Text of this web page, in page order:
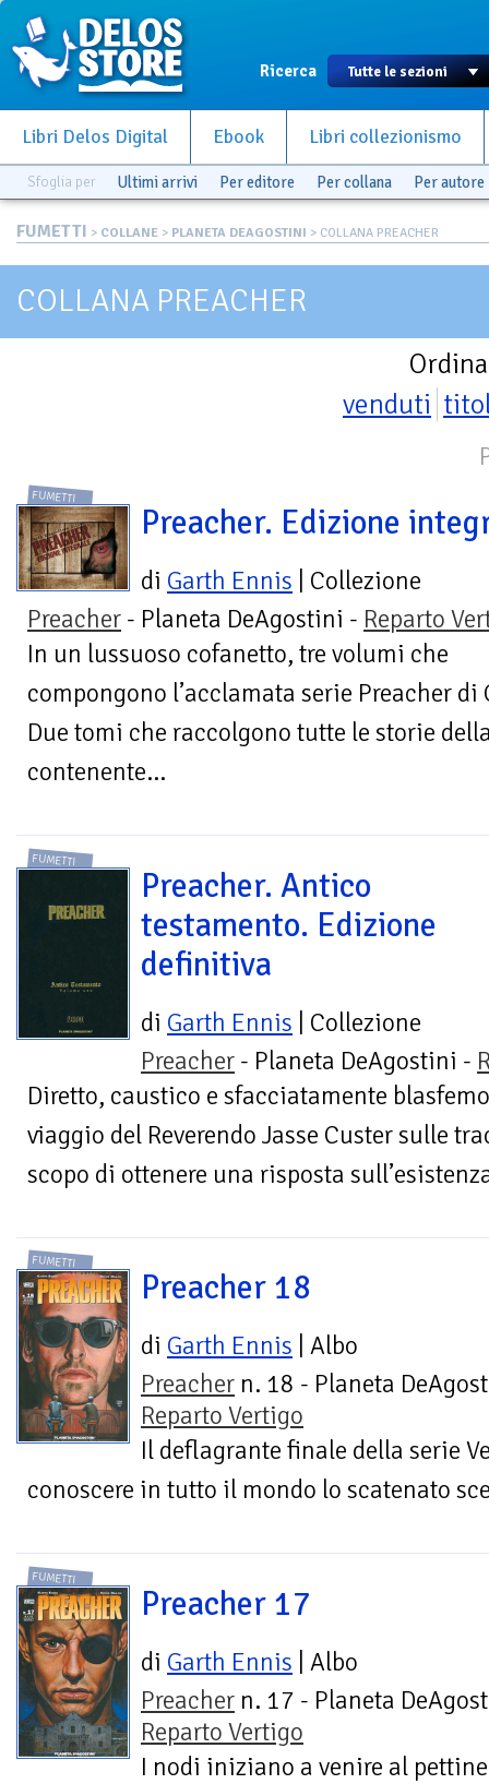
Ricerca
Libri Delos Digital Ebook Libri collezionismo
Sfoglia per Ultimi arrivi Per editore Per collana Per autore
FUMETTI > COLLANE > PLANETA DEAGOSTINI > COLLANA PREACHER
COLLANA PREACHER
venduti
FUMETTI
Preacher. Edizione
di Garth Ennis | Collezione
Preacher - Planeta DeAgostini - Reparto
In un lussuoso cofanetto, tre volumi che
compongono l’acclamata serie Preacher
Due tomi che raccolgono tutte le storie
contenente...
FUMETTI
Preacher. Antico
testamento. Edizione
definitiva
di Garth Ennis | Collezione
Preacher - Planeta DeAgostini -
Diretto, caustico e sfacciatamente
viaggio del Reverendo Jasse Custer sulle
scopo di ottenere una risposta
FUMETTI
Preacher 18
di Garth Ennis | Albo
Preacher n. 18 - Planeta
Reparto Vertigo
Il deflagrante finale della serie
conoscere in tutto il mondo lo scatenato
FUMETTI
Preacher 17
di Garth Ennis | Albo
Preacher n. 17 - Planeta
Reparto Vertigo
I nodi iniziano a venire al